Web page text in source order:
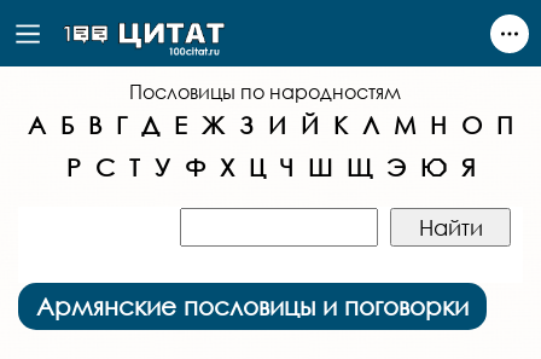
Пословицы по народностям
А Б В Г Д Е Ж З И Й К Л М Н О П
Р С Т У Ф Х Ц Ч Ш Щ Э Ю Я
Армянские пословицы и поговорки